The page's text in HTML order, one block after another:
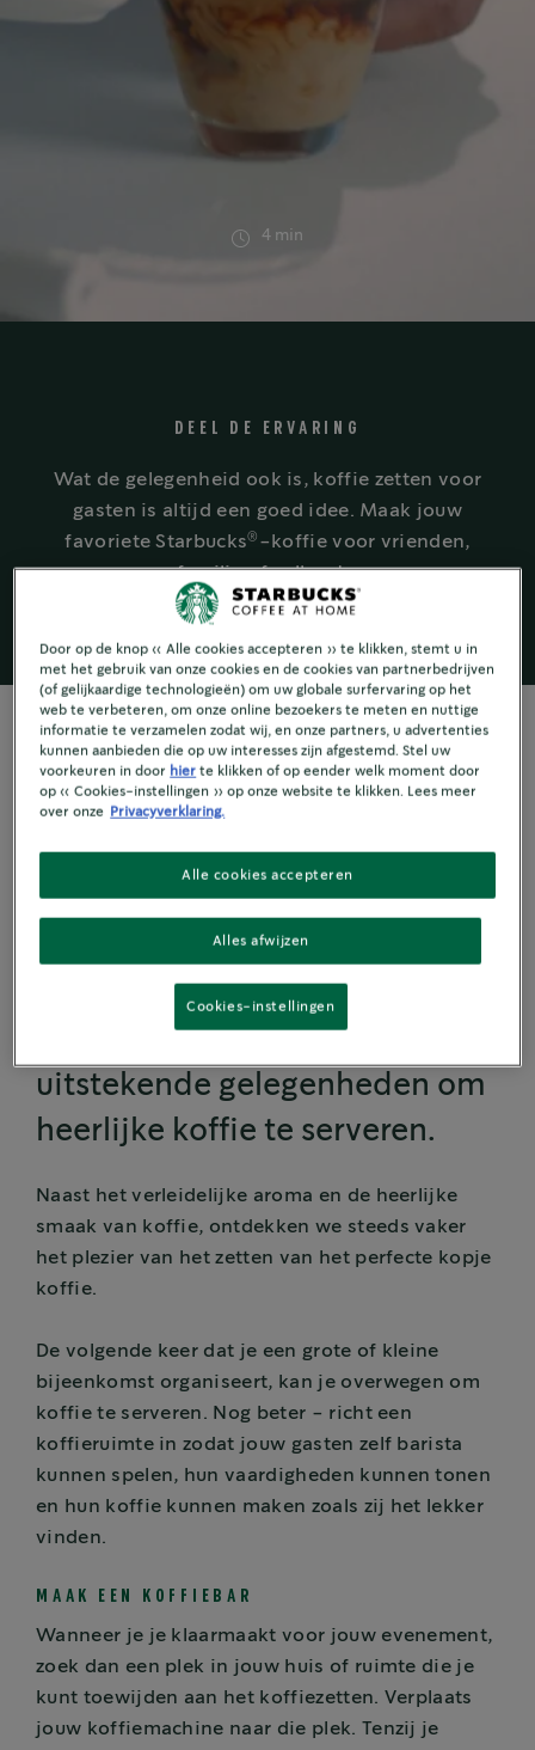
4 min
DEEL DE ERVARING
Wat de gelegenheid ook is, koffie zetten voor
gasten is altijd een goed idee. Maak jouw
favoriete Starbucks® -koffie voor vrienden,
familie of collega's.
KOFFIE DELEN
Samen genieten
van koffie
Vakanties, vergaderingen en
uitstekende gelegenheden om
heerlijke koffie te serveren.
Naast het verleidelijke aroma en de heerlijke
smaak van koffie, ontdekken we steeds vaker
het plezier van het zetten van het perfecte kopje
koffie.
De volgende keer dat je een grote of kleine
bijeenkomst organiseert, kan je overwegen om
koffie te serveren. Nog beter - richt een
koffieruimte in zodat jouw gasten zelf barista
kunnen spelen, hun vaardigheden kunnen tonen
en hun koffie kunnen maken zoals zij het lekker
vinden.
MAAK EEN KOFFIEBAR
Wanneer je je klaarmaakt voor jouw evenement,
zoek dan een plek in jouw huis of ruimte die je
kunt toewijden aan het koffiezetten. Verplaats
jouw koffiemachine naar die plek. Tenzij je
Door op de knop « Alle cookies accepteren » te klikken, stemt u in
met het gebruik van onze cookies en de cookies van partnerbedrijven
(of gelijkaardige technologieën) om uw globale surfervaring op het
web te verbeteren, om onze online bezoekers te meten en nuttige
informatie te verzamelen zodat wij, en onze partners, u advertenties
kunnen aanbieden die op uw interesses zijn afgestemd. Stel uw
voorkeuren in door hier te klikken of op eender welk moment door
op « Cookies-instellingen » op onze website te klikken. Lees meer
over onze Privacyverklaring.
Alles afwijzen
Alle cookies accepteren
Cookies-instellingen